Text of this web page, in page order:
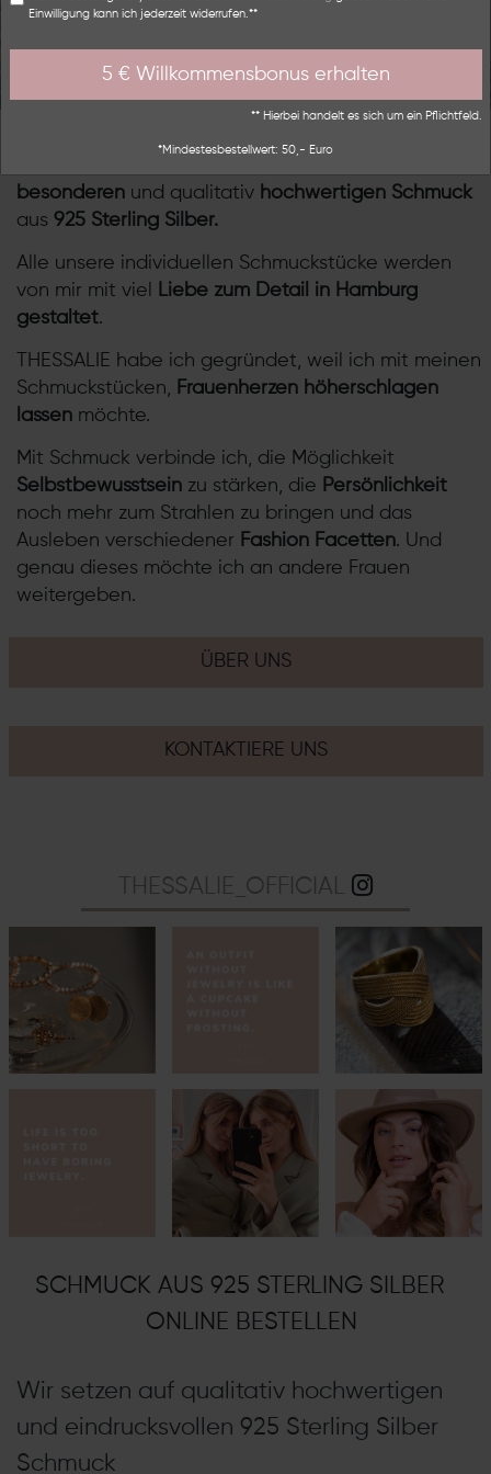
besonderen und qualitativ hochwertigen Schmuck
aus 925 Sterling Silber.
Alle unsere individuellen Schmuckstücke werden
von mir mit viel
Liebe zum Detail in Hamburg
gestaltet.
THESSALIE habe ich gegründet, weil ich mit meinen
Schmuckstücken, Frauenherzen höherschlagen
lassen möchte.
Mit Schmuck verbinde ich, die Möglichkeit
Selbstbewusstsein zu stärken, die Persönlichkeit
noch mehr zum Strahlen zu bringen und das
Ausleben verschiedener Fashion Facetten. Und
genau dieses möchte ich an andere Frauen
weitergeben.
ÜBER UNS
KONTAKTIERE UNS
THESSALIE_OFFICIAL
SCHMUCK AUS 925 STERLING SILBER
ONLINE BESTELLEN
Wir setzen auf qualitativ hochwertigen
und eindrucksvollen 925 Sterling Silber
Schmuck
Alle akzeptieren
Einwilligung kann ich jederzeit widerrufen.**
5 € Willkommensbonus erhalten
** Hierbei handelt es sich um ein Pflichtfeld.
*Mindestesbestellwert: 50,- Euro